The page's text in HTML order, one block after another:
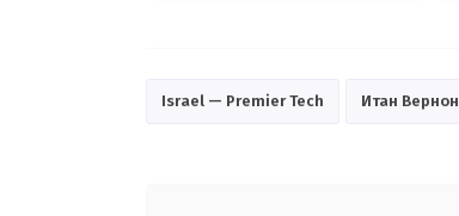
Israel — Premier Tech Итан Вернон